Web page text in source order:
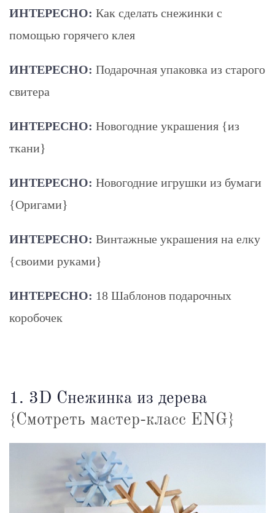
ИНТЕРЕСНО: Как сделать снежинки с
помощью горячего клея
ИНТЕРЕСНО: Подарочная упаковка из старого
свитера
ИНТЕРЕСНО: Новогодние украшения {из
ткани}
ИНТЕРЕСНО: Новогодние игрушки из бумаги
{Оригами}
ИНТЕРЕСНО: Винтажные украшения на елку
{своими руками}
ИНТЕРЕСНО: 18 Шаблонов подарочных
коробочек
1. 3D Снежинка из дерева
{Смотреть мастер-класс ENG}